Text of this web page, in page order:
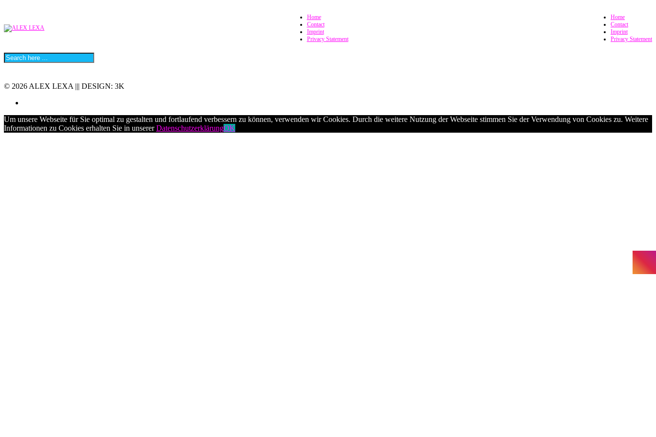
Home
Contact
Imprint
Privacy Statement
Home
Contact
Imprint
Privacy Statement
© 2026 ALEX LEXA ||| DESIGN: 3K
Um unsere Webseite für Sie optimal zu gestalten und fortlaufend verbessern zu können, verwenden wir Cookies. Durch die weitere Nutzung der Webseite stimmen Sie der Verwendung von Cookies zu. Weitere
Informationen zu Cookies erhalten Sie in unsererDatenschutzerklärungOK